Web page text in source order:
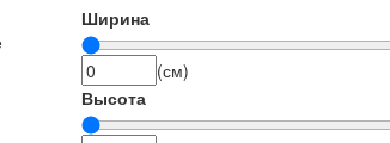
Ширина
(см)
Высота